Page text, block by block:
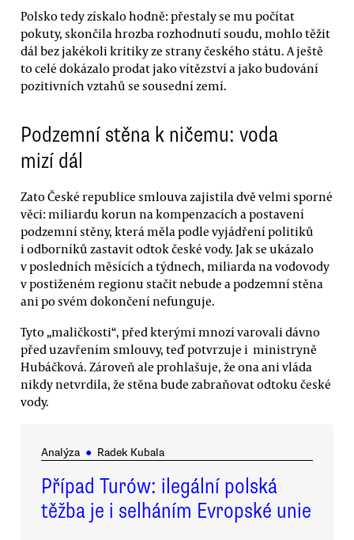
Polsko tedy získalo hodně: přestaly se mu počítat
pokuty, skončila hrozba rozhodnutí soudu, mohlo těžit
dál bez jakékoli kritiky ze strany českého státu. A ještě
to celé dokázalo prodat jako vítězství a jako budování
pozitivních vztahů se sousední zemí.
Podzemní stěna k ničemu: voda
mizí dál
Zato České republice smlouva zajistila dvě velmi sporné
věci: miliardu korun na kompenzacích a postavení
podzemní stěny, která měla podle vyjádření politiků
i odborníků zastavit odtok české vody. Jak se ukázalo
v posledních měsících a týdnech, miliarda na vodovody
v postiženém regionu stačit nebude a podzemní stěna
ani po svém dokončení nefunguje.
Tyto „maličkosti“, před kterými mnozí varovali dávno
před uzavřením smlouvy, teď potvrzuje i ministryně
Hubáčková. Zároveň ale prohlašuje, že ona ani vláda
nikdy netvrdila, že stěna bude zabraňovat odtoku české
vody.
Analýza ● Radek Kubala
Případ Turów: ilegální polská
těžba je i selháním Evropské unie